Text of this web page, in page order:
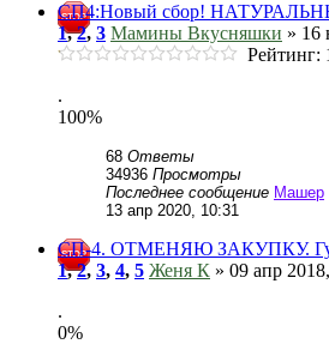
СП4:Новый сбор!
1,2, 3 Мамины Вкусняшки » 16
Рейтинг:
.
100%
68 Ответы
34936 Просмотры
Последнее сообщение Машер
13 апр 2020, 10:31
СП-4. ОТМЕНЯЮ ЗАКУПКУ.
1,2, 3, 4, 5 Женя К » 09 апр
.
0%